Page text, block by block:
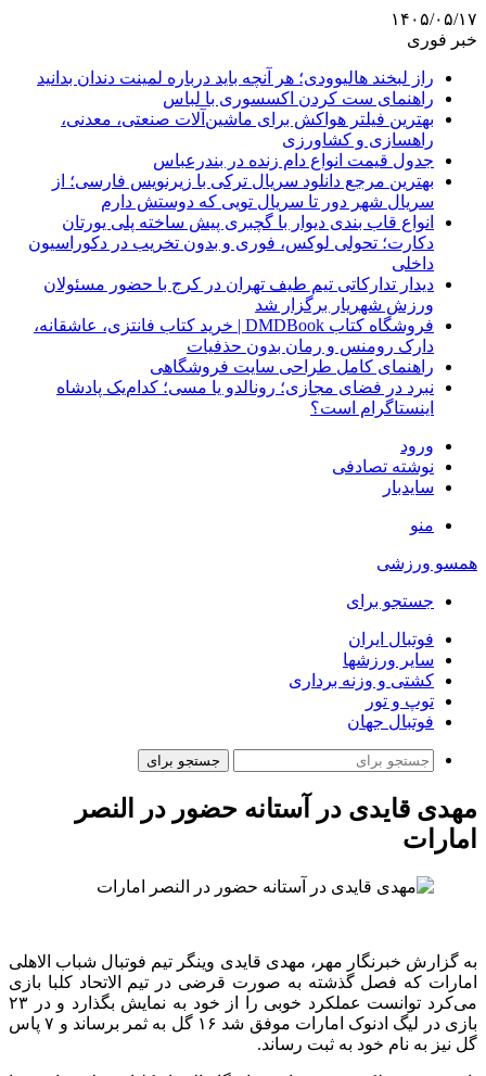
۱۴۰۵/۰۵/۱۷
خبر فوری
راز لبخند هالیوودی؛ هر آنچه باید درباره لمینت دندان بدانید
راهنمای ست کردن اکسسوری با لباس
بهترین فیلتر هواکش برای ماشین‌آلات صنعتی، معدنی،
راهسازی و کشاورزی
جدول قیمت انواع دام زنده در بندرعباس
بهترین مرجع دانلود سریال ترکی با زیرنویس فارسی؛ از
سریال شهر دور تا سریال تویی که دوستش دارم
انواع قاب بندی دیوار با گچبری پیش ساخته پلی یورتان
دکارت؛ تحولی لوکس، فوری و بدون تخریب در دکوراسیون
داخلی
دیدار تدارکاتی تیم طیف تهران در کرج با حضور مسئولان
ورزش شهریار برگزار شد
فروشگاه کتاب DMDBook | خرید کتاب فانتزی، عاشقانه،
دارک رومنس و رمان بدون حذفیات
راهنمای کامل طراحی سایت فروشگاهی
نبرد در فضای مجازی؛ رونالدو یا مسی؛ کدام‌یک پادشاه
اینستاگرام است؟
ورود
نوشته تصادفی
سایدبار
منو
همسو ورزشی
جستجو برای
فوتبال ایران
سایر ورزشها
کشتی و وزنه برداری
توپ و تور
فوتبال جهان
جستجو برای
مهدی قایدی در آستانه حضور در النصر
امارات
به گزارش خبرنگار مهر، مهدی قایدی وینگر تیم فوتبال شباب الاهلی
امارات که فصل گذشته به صورت قرضی در تیم الاتحاد کلبا بازی
می‌کرد توانست عملکرد خوبی را از خود به نمایش بگذارد و در ۲۳
بازی در لیگ ادنوک امارات موفق شد ۱۶ گل به ثمر برساند و ۷ پاس
گل نیز به نام خود به ثبت رساند.